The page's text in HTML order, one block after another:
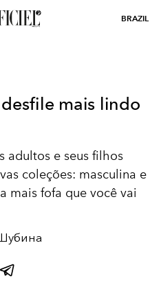
BRAZIL
mais lindo
adultos e seus filhos
coleções: masculina e
mais fofa que você vai